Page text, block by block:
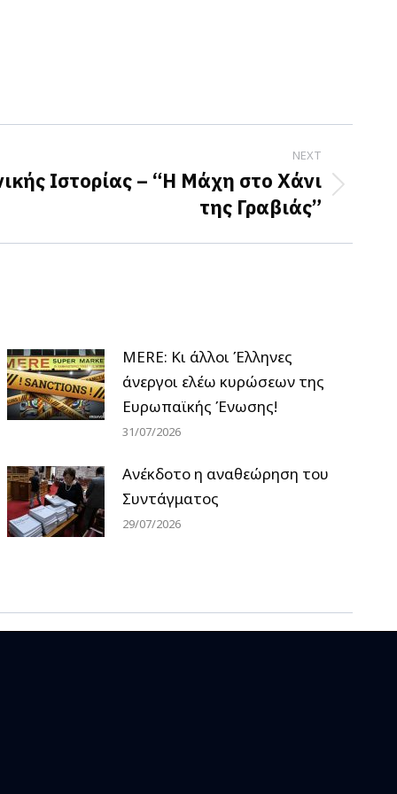
NEXT
Ιστορίας – “Η Μάχη στο Χάνι
της Γραβιάς”
MERE: Κι άλλοι Έλληνες
άνεργοι ελέω κυρώσεων της
Ευρωπαϊκής Ένωσης!
31/07/2026
Ανέκδοτο η αναθεώρηση του
Συντάγματος
29/07/2026